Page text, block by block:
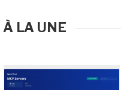
LA UNE